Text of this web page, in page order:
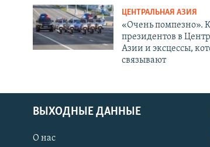
ЦЕНТРАЛЬНАЯ АЗИЯ
«Очень помпезно».
президентов в
Азии и эксцессы,
связывают
ВЫХОДНЫЕ ДАННЫЕ
О нас